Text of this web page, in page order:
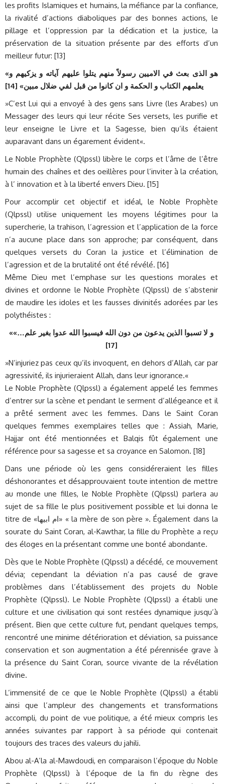
les profits Islamiques et humains, la méfiance par la confiance,
la rivalité d’actions diaboliques par des bonnes actions, le
pillage et l’oppression par la dédication et la justice, la
préservation de la situation présente par des efforts d’un
meilleur futur: [13]
«هو الذى بعث ف‍ي الاميين رسولاً منهم يتلوا عليهم آياته و يزكيهم و
يعلمهم الكتاب و الحكمة و ان كانوا من قبل لفي ضلال مبين» [14
]
»C’est Lui qui a envoyé à des gens sans Livre (les Arabes) un
Messager des leurs qui leur récite Ses versets, les purifie et
leur enseigne le Livre et la Sagesse, bien qu’ils étaient
auparavant dans un égarement évident«.
Le Noble Prophète (Qlpssl) libère le corps et l’âme de l’être
humain des chaînes et des oeillères pour l’inviter à la création,
à l’ innovation et à la liberté envers Dieu. [15]
Pour accomplir cet objectif et idéal, le Noble Prophète
(Qlpssl) utilise uniquement les moyens légitimes pour la
supercherie, la trahison, l’agression et l’application de la force
n’a aucune place dans son approche; par conséquent, dans
quelques versets du Coran la justice et l’élimination de
l’agression et de la brutalité ont été révélé. [16]
Même Dieu met l’emphase sur les questions morales et
divines et ordonne le Noble Prophète (Qlpssl) de s’abstenir
de maudire les idoles et les fausses divinités adorées par les
polythéistes :
«و لا تسبوا الذين يدعون من دون الله فيسبوا الله عدوا بغير علم…»
[17
]
»N’injuriez pas ceux qu’ils invoquent, en dehors d’Allah, car par
agressivité, ils injurieraient Allah, dans leur ignorance.«
Le Noble Prophète (Qlpssl) a également appelé les femmes
d’entrer sur la scène et pendant le serment d’allégeance et il
a prêté serment avec les femmes. Dans le Saint Coran
quelques femmes exemplaires telles que : Assiah, Marie,
Hajjar ont été mentionnées et Balqis fût également une
référence pour sa sagesse et sa croyance en Salomon. [18]
Dans une période où les gens considéreraient les filles
déshonorantes et désapprouvaient toute intention de mettre
au monde une filles, le Noble Prophète (Qlpssl) parlera au
sujet de sa fille le plus positivement possible et lui donna le
titre de «ام ابيها» « la mère de son père ». Également dans la
sourate du Saint Coran, al-Kawthar, la fille du Prophète a reçu
des éloges en la présentant comme une bonté abondante.
Dès que le Noble Prophète (Qlpssl) a décédé, ce mouvement
dévia; cependant la déviation n’a pas causé de grave
problèmes dans l’établissement des projets du Noble
Prophète (Qlpssl). Le Noble Prophète (Qlpssl) a établi une
culture et une civilisation qui sont restées dynamique jusqu’à
présent. Bien que cette culture fut, pendant quelques temps,
rencontré une minime détérioration et déviation, sa puissance
conservation et son augmentation a été pérennisée grave à
la présence du Saint Coran, source vivante de la révélation
divine.
L’immensité de ce que le Noble Prophète (Qlpssl) a établi
ainsi que l’ampleur des changements et transformations
accompli, du point de vue politique, a été mieux compris les
années suivantes par rapport à sa période qui contenait
toujours des traces des valeurs du jahili.
Abou al-A’la al-Mawdoudi, en comparaison l’époque du Noble
Prophète (Qlpssl) à l’époque de la fin du règne des